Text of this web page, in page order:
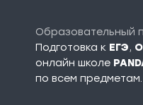
Образовательный
Подготовка к ЕГЭ,
онлайн школе
по всем предметам.